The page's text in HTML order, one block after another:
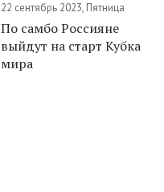
22 сентябрь 2023, Пятница
По самбо Россияне
выйдут на старт Кубка
мира